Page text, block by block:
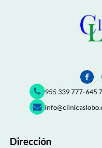
955 339 777-645
Dirección